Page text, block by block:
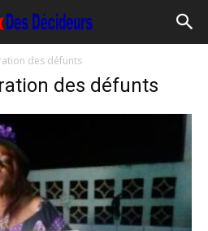
des défunts
des défunts